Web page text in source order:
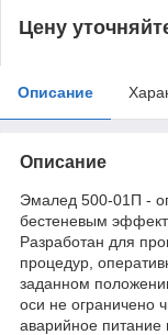
Цену
Описание
Описание
Эмалед 500-01П -
бестеневым
Разработан для
процедур,
заданном
оси не ограничено
аварийное